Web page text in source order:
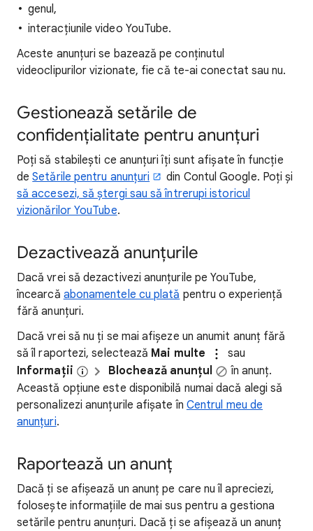
genul,
interacțiunile video YouTube.
Aceste anunțuri se bazează pe conținutul
videoclipurilor vizionate, fie că te-ai conectat sau nu.
Gestionează setările de
confidențialitate pentru anunțuri
Poți să stabilești ce anunțuri îți sunt afișate în funcție
deSetările pentru anunțuri
din Contul Google. Poți și
să accesezi, să ștergi sau să întrerupi istoricul
vizionărilor YouTube.
Dezactivează anunțurile
Dacă vrei să dezactivezi anunțurile pe YouTube,
încearcă abonamentele cu plată pentru o experiență
fără anunțuri.
Dacă vrei să nu ți se mai afișeze un anumit anunț fără
să îl raportezi, selectează Mai multe
sau
Informații
Blochează anunțul
în anunț.
Această opțiune este disponibilă numai dacă alegi să
personalizezi anunțurile afișate în Centrul meu de
anunțuri.
Raportează un anunț
Dacă ți se afișează un anunț pe care nu îl apreciezi,
folosește informațiile de mai sus pentru a gestiona
setările pentru anunțuri. Dacă ți se afișează un anunț